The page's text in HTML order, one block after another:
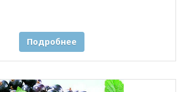
Подробнее